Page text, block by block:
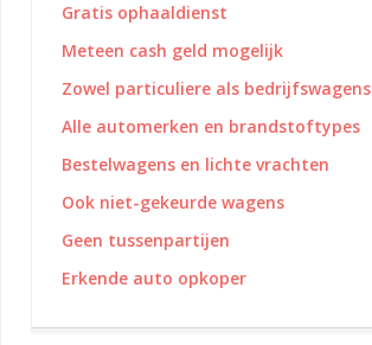
Gratis ophaaldienst
Meteen cash geld mogelijk
Zowel particuliere als bedrijfswagens
Alle automerken en brandstoftypes
Bestelwagens en lichte vrachten
Ook niet-gekeurde wagens
Geen tussenpartijen
Erkende auto opkoper